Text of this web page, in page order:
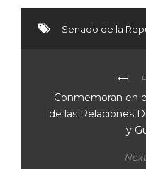
Senado de la
Conmemoran en
de las Relaciones
y